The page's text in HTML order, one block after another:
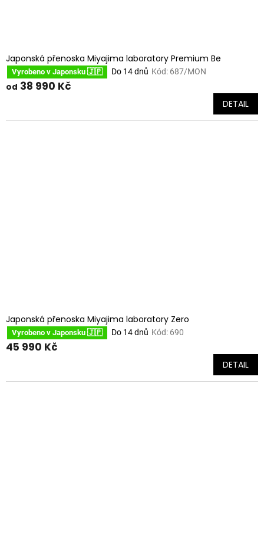
Japonská přenoska Miyajima laboratory Premium Be
Vyrobeno v Japonsku 🇯🇵 Do 14 dnů Kód: 687/MON
od 38 990 Kč
DETAIL
Japonská přenoska Miyajima laboratory Zero
Vyrobeno v Japonsku 🇯🇵 Do 14 dnů Kód: 690
45 990 Kč
DETAIL